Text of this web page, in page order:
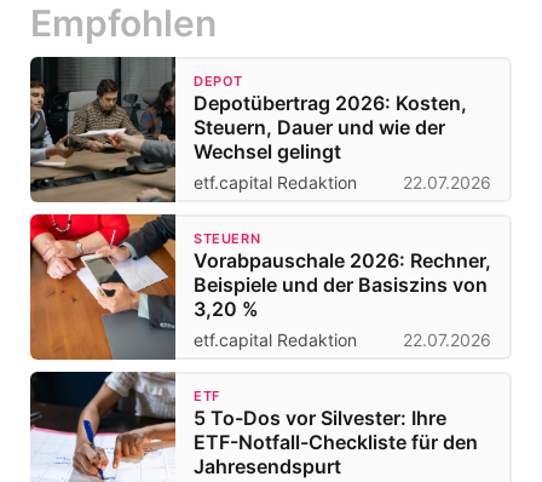
Empfohlen
DEPOT
Depotübertrag 2026: Kosten,
Steuern, Dauer und wie der
Wechsel gelingt
etf.capital Redaktion 22.07.2026
STEUERN
Vorabpauschale 2026: Rechner,
Beispiele und der Basiszins von
3,20 %
etf.capital Redaktion 22.07.2026
ETF
5 To-Dos vor Silvester: Ihre
ETF-Notfall-Checkliste für den
Jahresendspurt